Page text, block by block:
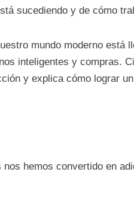
sucediendo y de cómo
mundo moderno está
inteligentes y compras.
y explica cómo lograr
hemos convertido en